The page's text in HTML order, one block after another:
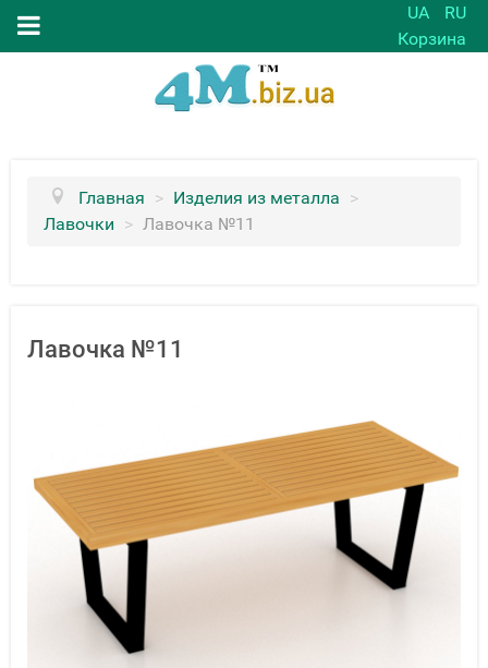
UA
RU
Корзина
Главная > Изделия из металла >
Лавочки > Лавочка №11
Лавочка №11